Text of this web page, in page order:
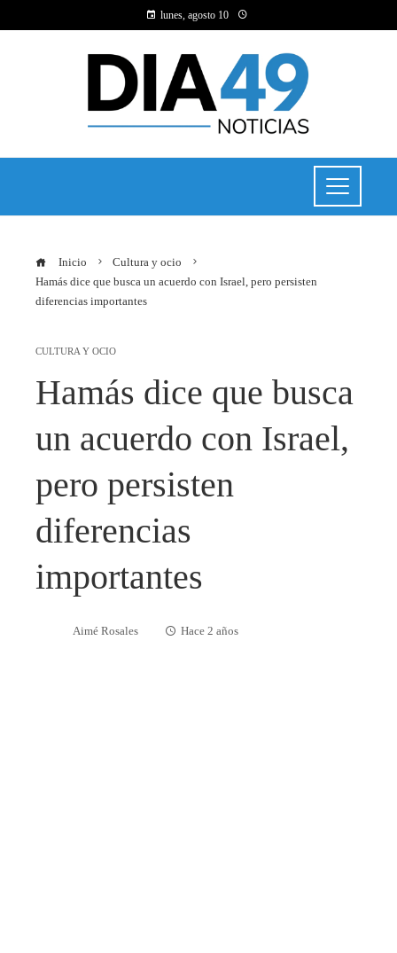
lunes, agosto 10
Inicio
Cultura y ocio
Hamás dice que busca un acuerdo con Israel, pero persisten
diferencias importantes
CULTURA Y OCIO
Hamás dice que busca
un acuerdo con Israel,
pero persisten
diferencias
importantes
Aimé Rosales Hace 2 años